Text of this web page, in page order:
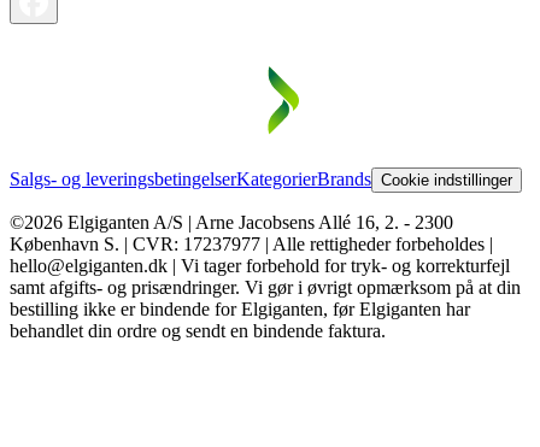
Salgs- og leveringsbetingelserKategorierBrands Cookie indstillinger
©2026 Elgiganten A/S | Arne Jacobsens Allé 16, 2. - 2300
København S. | CVR: 17237977 | Alle rettigheder forbeholdes |
hello@elgiganten.dk | Vi tager forbehold for tryk- og korrekturfejl
samt afgifts- og prisændringer. Vi gør i øvrigt opmærksom på at din
bestilling ikke er bindende for Elgiganten, før Elgiganten har
behandlet din ordre og sendt en bindende faktura.